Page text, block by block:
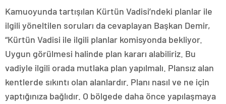
Kamuoyunda tartışılan Kürtün Vadisi’ndeki planlar ile
ilgili yöneltilen soruları da cevaplayan Başkan Demir,
“Kürtün Vadisi ile ilgili planlar komisyonda bekliyor.
Uygun görülmesi halinde plan kararı alabiliriz. Bu
vadiyle ilgili orada mutlaka plan yapılmalı. Plansız alan
kentlerde sıkıntı olan alanlardır. Planı nasıl ve ne için
yaptığınıza bağlıdır. O bölgede daha önce yapılaşmaya